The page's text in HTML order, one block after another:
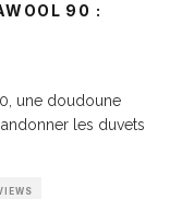
90 :
une doudoune
les duvets